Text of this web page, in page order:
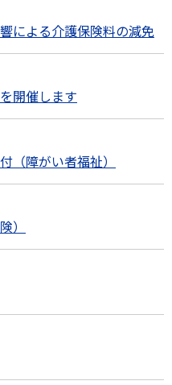
による介護保険料の減免
開催します
（障がい者福祉）
）